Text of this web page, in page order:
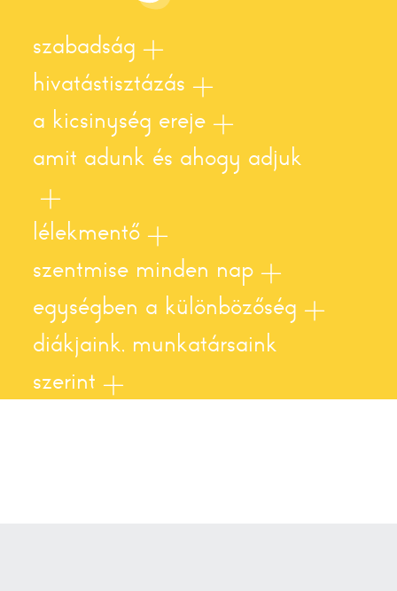
szabadság
hivatástisztázás
a kicsinység ereje
amit adunk és ahogy adjuk
lélekmentő
szentmise minden nap
egységben a különbözőség
diákjaink, munkatársaink
szerint